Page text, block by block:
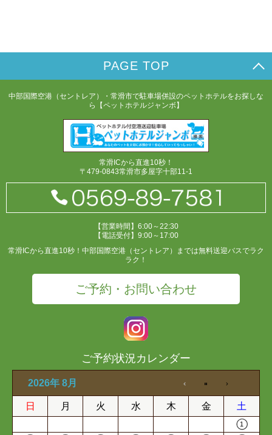
PAGE TOP
中部国際空港（セントレア）・常滑市で駐車場併設のペットホテルをお探しな
ら【ペットホテルジャンボ】
常滑ICから直進10秒！
〒479-0843常滑市多屋字十部11-1
【営業時間】6:00～22:30
【電話受付】9:00～17:00
常滑ICから直進10秒！中部国際空港（セントレア）までは無料送迎バスでラク
ラク！
ご予約・お問い合わせ
ご予約状況カレンダー
2026年 8月
日 月 火 水 木 金 土
1